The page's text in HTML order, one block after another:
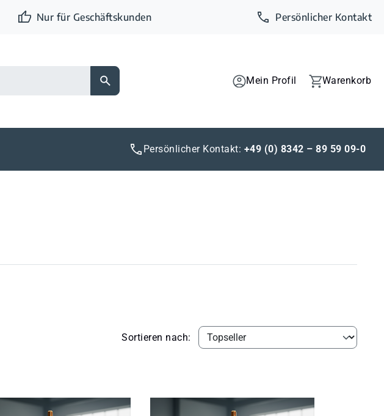
Nur für Geschäftskunden Persönlicher Kontakt
Mein Profil Warenkorb
Persönlicher Kontakt: +49 (0) 8342 – 89 59 09-0
Sortieren nach: